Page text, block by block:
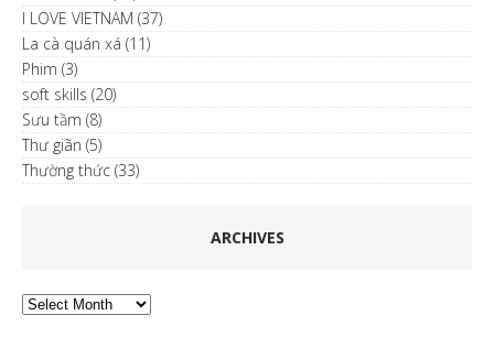
I LOVE VIETNAM (37)
La cà quán xá (11)
Phim (3)
soft skills (20)
Sưu tầm (8)
Thư giãn (5)
Thường thức (33)
ARCHIVES
Archives